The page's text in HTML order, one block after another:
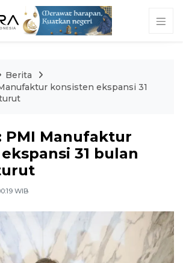
Berita
konsisten ekspansi 31
PMI Manufaktur
31 bulan
WIB